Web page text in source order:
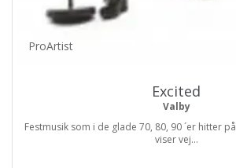
ProArtist
Excited
Valby
Festmusik som i de glade 70, 80, 90 ´er hitter
viser vej...